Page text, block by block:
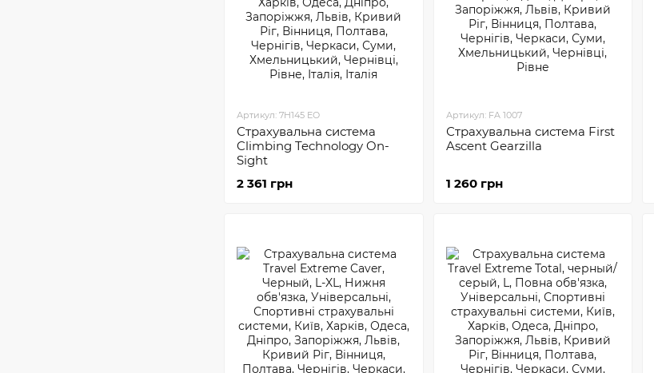
Артикул: 7H145 EO
Страхувальна система
Climbing Technology On-
Sight
2 361 грн
Артикул: FA 1007
Страхувальна система First
Ascent Gearzilla
1 260 грн